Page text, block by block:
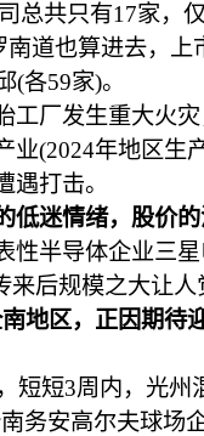
总共只有17家，
道也算进去，上
各59家)。
厂发生重大火灾
业(2024年地区生
遇打击。
低迷情绪，股价
性半导体企业三
来后规模之大让人
地区，正因期待
短3周内，光州
务安高尔夫球场